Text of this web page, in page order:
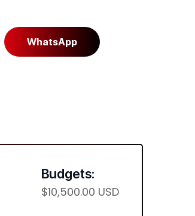
WhatsApp
Budgets:
$10,500.00 USD